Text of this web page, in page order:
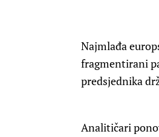
Najmlađa
fragmentirani
predsjednika
Analitičari